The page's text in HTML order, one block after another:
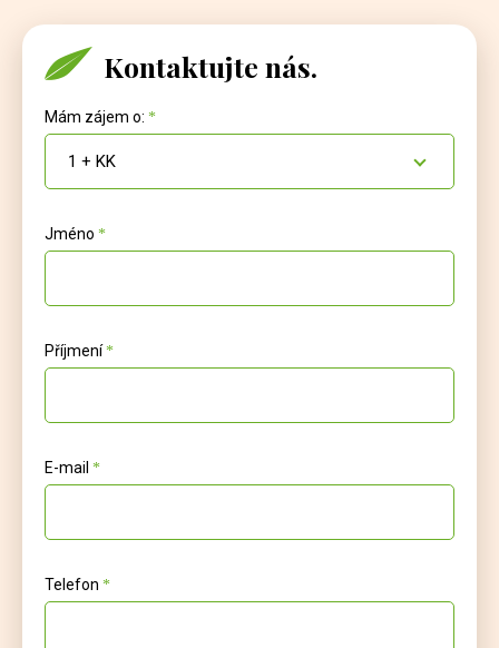
Kontaktujte nás.
Mám zájem o:
1 + KK
Jméno
Příjmení
E-mail
Telefon